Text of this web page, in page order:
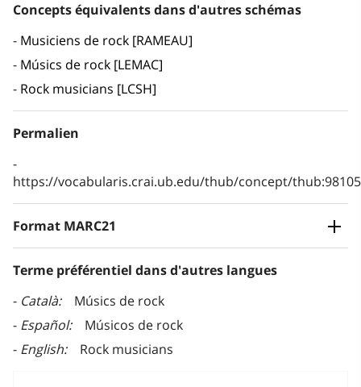
Concepts équivalents dans d'autres schémas
Musiciens de rock [RAMEAU]
Músics de rock [LEMAC]
Rock musicians [LCSH]
Permalien
https://vocabularis.crai.ub.edu/thub/concept/
Format MARC21
Terme préférentiel dans d'autres langues
Català
Músics de rock
Español
Músicos de rock
English
Rock musicians